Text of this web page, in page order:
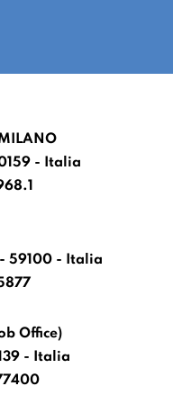
- Italia
59100 - Italia
Office)
- Italia